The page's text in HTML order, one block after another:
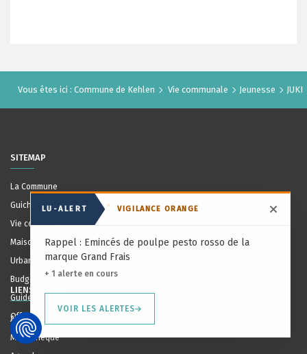
LU-ALERT VIGILANCE ORANGE
Rappel : Emincés de poulpe pesto rosso de la
marque Grand Frais
+ 1 alerte en cours
VOIR LES ALERTES
Vous êtes ici : Commune de Kehlen Vie communale Jeunesse JUKI
SITEMAP
La Commune
Guichet citoyen
Vie communale
Maison Pour Tous
Urbanisme
Budget participatif
Guide du citoyen
Offres d'emploi
LIENS UTILES
Actualités
Médiathèque